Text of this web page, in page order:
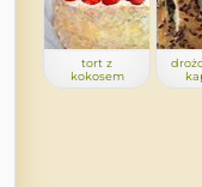
tort z
kokosem